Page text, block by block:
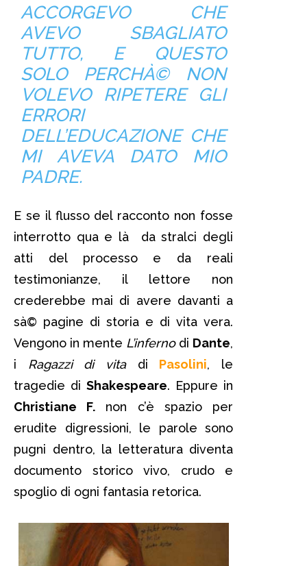
ACCORGEVO CHE
AVEVO SBAGLIATO
TUTTO, E QUESTO
SOLO PERCHÀ© NON
VOLEVO RIPETERE GLI
ERRORI
DELL’EDUCAZIONE CHE
MI AVEVA DATO MIO
PADRE.
E se il flusso del racconto non fosse
interrotto qua e là da stralci degli
atti del processo e da reali
testimonianze, il lettore non
crederebbe mai di avere davanti a
sà© pagine di storia e di vita vera.
Vengono in mente L’infernodi Dante,
i Ragazzi di vitadi Pasolini, le
tragedie di Shakespeare. Eppure in
Christiane F. non c’è spazio per
erudite digressioni, le parole sono
pugni dentro, la letteratura diventa
documento storico vivo, crudo e
spoglio di ogni fantasia retorica.